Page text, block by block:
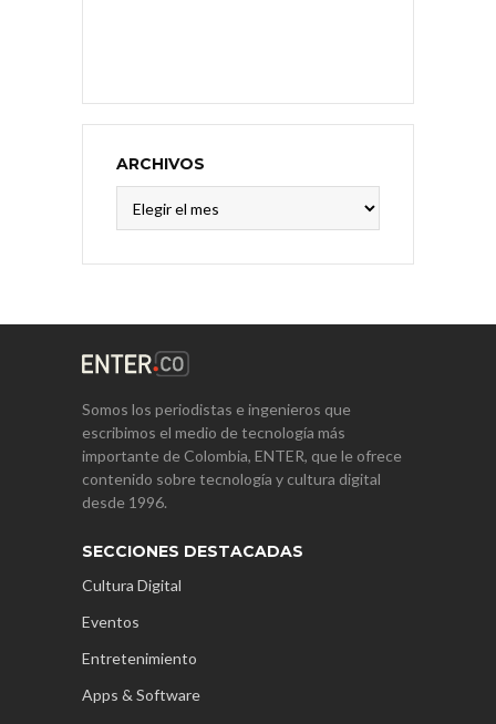
ARCHIVOS
Somos los periodistas e ingenieros que
escribimos el medio de tecnología más
importante de Colombia, ENTER, que le ofrece
contenido sobre tecnología y cultura digital
desde 1996.
SECCIONES DESTACADAS
Cultura Digital
Eventos
Entretenimiento
Apps & Software